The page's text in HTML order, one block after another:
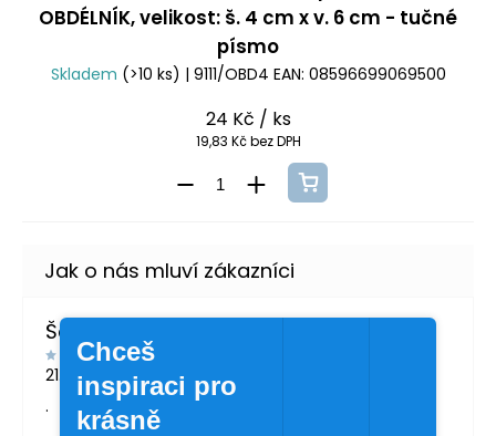
OBDÉLNÍK, velikost: š. 4 cm x v. 6 cm - tučné
písmo
Skladem (>10 ks) | 9111/OBD4 EAN: 08596699069500
24 Kč / ks
19,83 Kč bez DPH
Šárka Švábová
21.7.2026
.
Chceš
inspiraci pro
krásně